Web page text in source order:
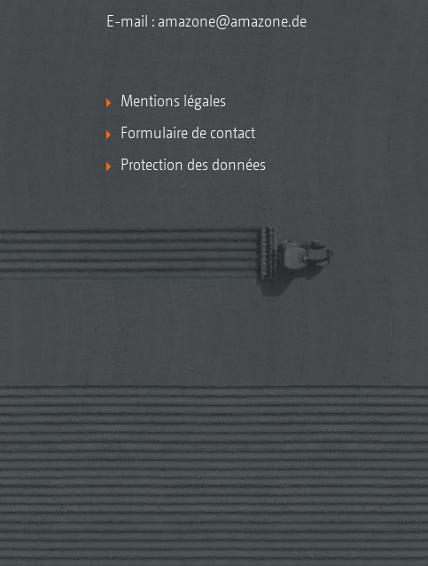
E-mail : amazone@amazone.de
Mentions légales
Formulaire de contact
Protection des données